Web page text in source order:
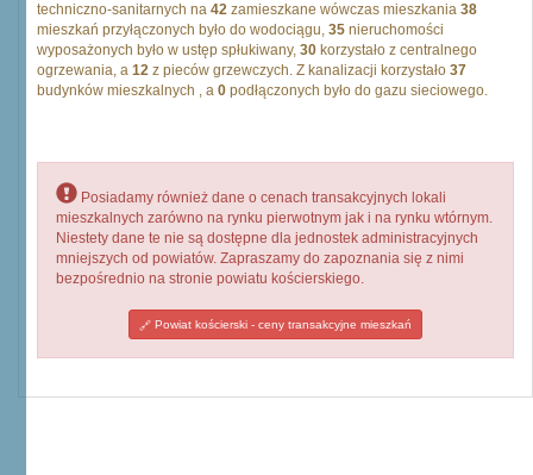
techniczno-sanitarnych na 42 zamieszkane wówczas mieszkania 38
mieszkań przyłączonych było do wodociągu, 35 nieruchomości
wyposażonych było w ustęp spłukiwany, 30 korzystało z centralnego
ogrzewania, a 12 z pieców grzewczych. Z kanalizacji korzystało 37
budynków mieszkalnych , a 0 podłączonych było do gazu sieciowego.
Posiadamy również dane o cenach transakcyjnych lokali
mieszkalnych zarówno na rynku pierwotnym jak i na rynku wtórnym.
Niestety dane te nie są dostępne dla jednostek administracyjnych
mniejszych od powiatów. Zapraszamy do zapoznania się z nimi
bezpośrednio na stronie powiatu kościerskiego.
Powiat kościerski - ceny transakcyjne mieszkań